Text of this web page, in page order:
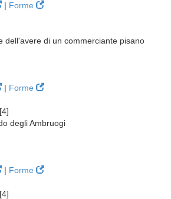
| Forme
dell'avere di un commerciante pisano
| Forme
[4]
degli Ambruogi
| Forme
[4]